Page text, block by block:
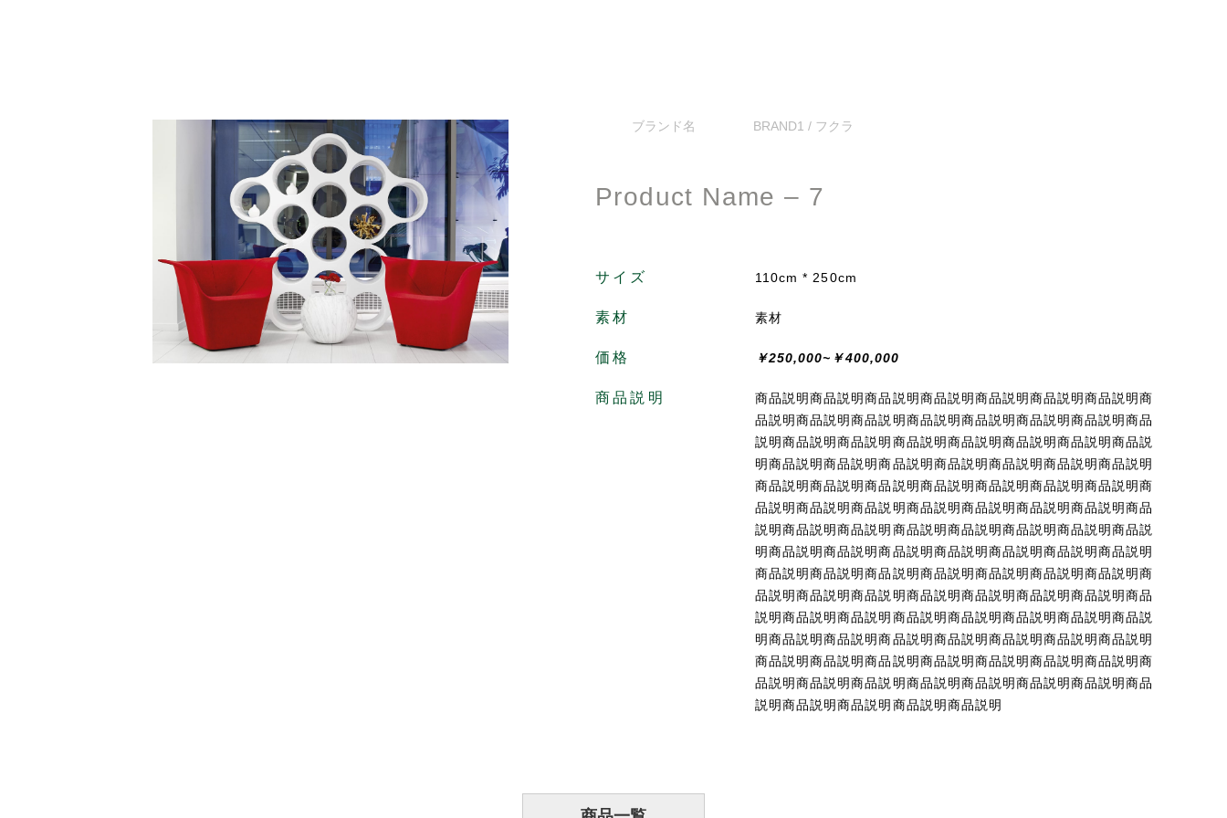
ブランド名 BRAND1 / フクラ
Product Name – 7
サイズ 110cm * 250cm
素材 素材
価格 ￥250,000~￥400,000
商品説明
商品説明商品説明商品説明商品説明商品説明商品説明商品説明商
品説明商品説明商品説明商品説明商品説明商品説明商品説明商品
説明商品説明商品説明商品説明商品説明商品説明商品説明商品説
明商品説明商品説明商品説明商品説明商品説明商品説明商品説明
商品説明商品説明商品説明商品説明商品説明商品説明商品説明商
品説明商品説明商品説明商品説明商品説明商品説明商品説明商品
説明商品説明商品説明商品説明商品説明商品説明商品説明商品説
明商品説明商品説明商品説明商品説明商品説明商品説明商品説明
商品説明商品説明商品説明商品説明商品説明商品説明商品説明商
品説明商品説明商品説明商品説明商品説明商品説明商品説明商品
説明商品説明商品説明商品説明商品説明商品説明商品説明商品説
明商品説明商品説明商品説明商品説明商品説明商品説明商品説明
商品説明商品説明商品説明商品説明商品説明商品説明商品説明商
品説明商品説明商品説明商品説明商品説明商品説明商品説明商品
説明商品説明商品説明商品説明商品説明